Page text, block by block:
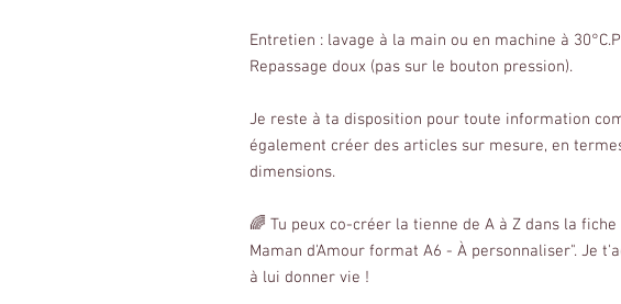
Entretien : lavage à la main ou en machine à
Repassage doux (pas sur le bouton pression).
Je reste à ta disposition pour toute information
également créer des articles sur mesure, en
dimensions.
🌈 Tu peux co-créer la tienne de A à Z dans la
Maman d'Amour format A6 - À personnaliser". Je
à lui donner vie !